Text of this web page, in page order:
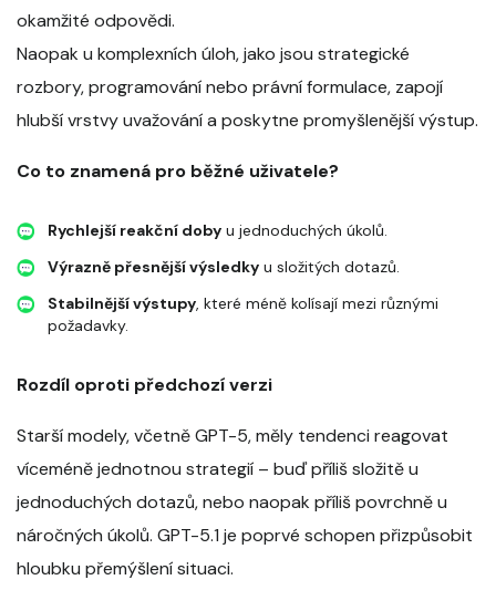
okamžité odpovědi.
Naopak u komplexních úloh, jako jsou strategické
rozbory, programování nebo právní formulace, zapojí
hlubší vrstvy uvažování a poskytne promyšlenější výstup.
Co to znamená pro běžné uživatele?
Rychlejší reakční doby u jednoduchých úkolů.
Výrazně přesnější výsledky u složitých dotazů.
Stabilnější výstupy, které méně kolísají mezi různými
požadavky.
Rozdíl oproti předchozí verzi
Starší modely, včetně GPT-5, měly tendenci reagovat
víceméně jednotnou strategií – buď příliš složitě u
jednoduchých dotazů, nebo naopak příliš povrchně u
náročných úkolů. GPT-5.1 je poprvé schopen přizpůsobit
hloubku přemýšlení situaci.